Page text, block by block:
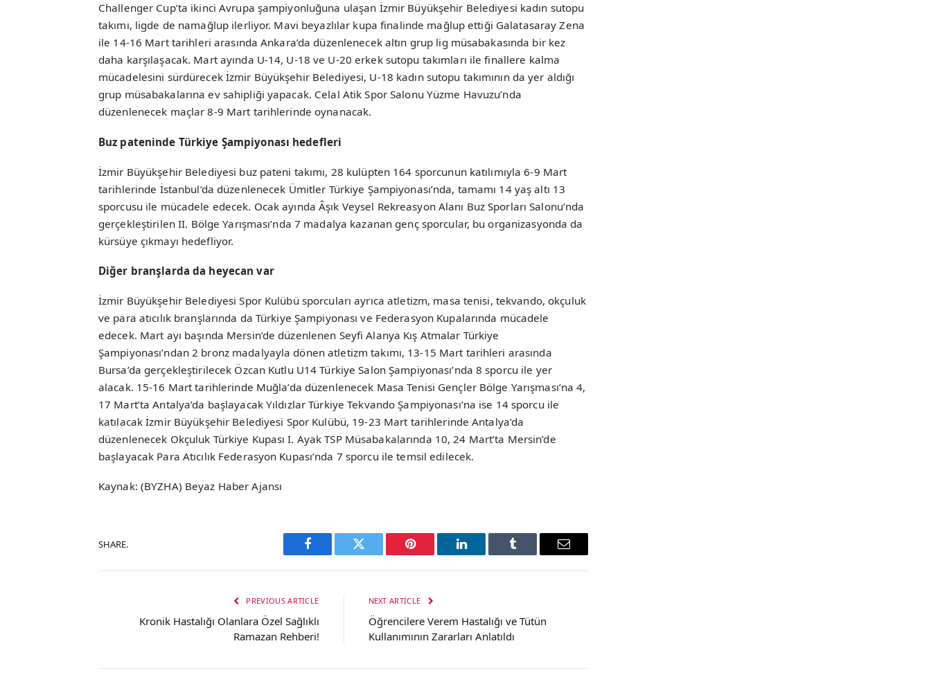
Challenger Cup’ta ikinci Avrupa şampiyonluğuna ulaşan İzmir Büyükşehir Belediyesi kadın sutopu
takımı, ligde de namağlup ilerliyor. Mavi beyazlılar kupa finalinde mağlup ettiği Galatasaray Zena
ile 14-16 Mart tarihleri arasında Ankara’da düzenlenecek altın grup lig müsabakasında bir kez
daha karşılaşacak. Mart ayında U-14, U-18 ve U-20 erkek sutopu takımları ile finallere kalma
mücadelesini sürdürecek İzmir Büyükşehir Belediyesi, U-18 kadın sutopu takımının da yer aldığı
grup müsabakalarına ev sahipliği yapacak. Celal Atik Spor Salonu Yüzme Havuzu’nda
düzenlenecek maçlar 8-9 Mart tarihlerinde oynanacak.
Buz pateninde Türkiye Şampiyonası hedefleri
İzmir Büyükşehir Belediyesi buz pateni takımı, 28 kulüpten 164 sporcunun katılımıyla 6-9 Mart
tarihlerinde İstanbul’da düzenlenecek Ümitler Türkiye Şampiyonası’nda, tamamı 14 yaş altı 13
sporcusu ile mücadele edecek. Ocak ayında Âşık Veysel Rekreasyon Alanı Buz Sporları Salonu’nda
gerçekleştirilen II. Bölge Yarışması’nda 7 madalya kazanan genç sporcular, bu organizasyonda da
kürsüye çıkmayı hedefliyor.
Diğer branşlarda da heyecan var
İzmir Büyükşehir Belediyesi Spor Kulübü sporcuları ayrıca atletizm, masa tenisi, tekvando, okçuluk
ve para atıcılık branşlarında da Türkiye Şampiyonası ve Federasyon Kupalarında mücadele
edecek. Mart ayı başında Mersin’de düzenlenen Seyfi Alanya Kış Atmalar Türkiye
Şampiyonası’ndan 2 bronz madalyayla dönen atletizm takımı, 13-15 Mart tarihleri arasında
Bursa’da gerçekleştirilecek Özcan Kutlu U14 Türkiye Salon Şampiyonası’nda 8 sporcu ile yer
alacak. 15-16 Mart tarihlerinde Muğla’da düzenlenecek Masa Tenisi Gençler Bölge Yarışması’na 4,
17 Mart’ta Antalya’da başlayacak Yıldızlar Türkiye Tekvando Şampiyonası’na ise 14 sporcu ile
katılacak İzmir Büyükşehir Belediyesi Spor Kulübü, 19-23 Mart tarihlerinde Antalya’da
düzenlenecek Okçuluk Türkiye Kupası I. Ayak TSP Müsabakalarında 10, 24 Mart’ta Mersin’de
başlayacak Para Atıcılık Federasyon Kupası’nda 7 sporcu ile temsil edilecek.
Kaynak: (BYZHA) Beyaz Haber Ajansı
SHARE.
Facebook Twitter Pinterest LinkedIn Tumblr Email
PREVIOUS ARTICLE
Kronik Hastalığı Olanlara Özel Sağlıklı
Ramazan Rehberi!
NEXT ARTICLE
Öğrencilere Verem Hastalığı ve Tütün
Kullanımının Zararları Anlatıldı